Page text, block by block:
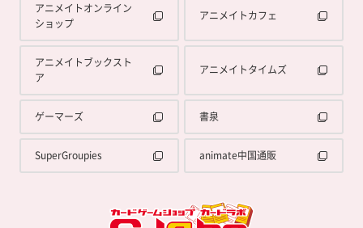
アニメイトオンライン
ショップ
アニメイトカフェ
アニメイトブックスト
ア
アニメイトタイムズ
ゲーマーズ 書泉
SuperGroupies animate中国通販